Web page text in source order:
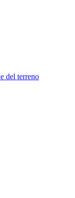
del terreno